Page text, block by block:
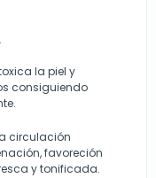
la piel y
consiguiendo
circulación
favoreción
y tonificada.